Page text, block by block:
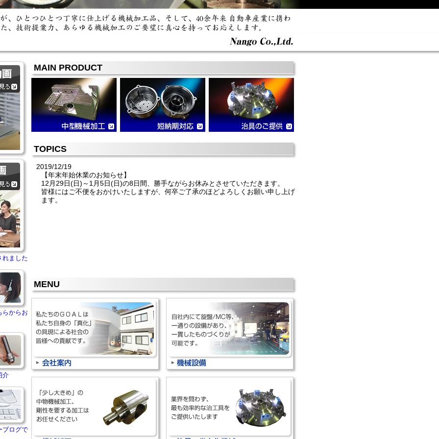
MAIN PRODUCT
TOPICS
2019/12/19
【年末年始休業のお知らせ】
12月29日(日)～1月5日(日)の8日間、勝手ながらお休みとさせていただきます。
皆様にはご不便をおかけいたしますが、何卒ご了承のほどよろしくお願い申し上げ
ます。
MENU
れました
らからお
介
ブログで